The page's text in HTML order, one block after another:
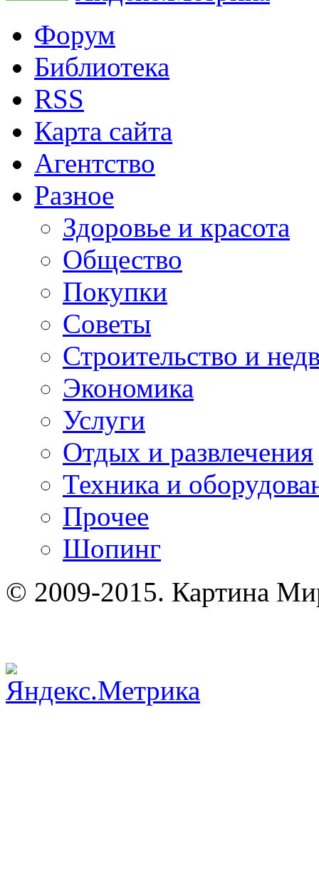
Форум
Библиотека
RSS
Карта сайта
Агентство
Разное
Здоровье и красота
Общество
Покупки
Советы
Строительство и
Экономика
Услуги
Отдых и развлечения
Техника и
Прочее
Шопинг
© 2009-2015. Картина